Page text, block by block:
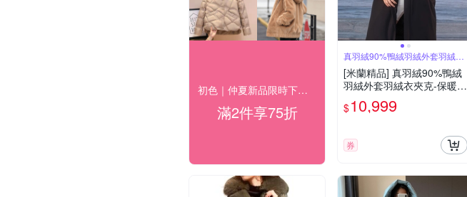
初色｜仲夏新品限時下單一件8折 二件75折(二)
滿2件享75折
真羽絨90%鴨絨羽絨外套羽絨衣
夾克
[米蘭精品] 真羽絨90%鴨絨
羽絨外套羽絨衣夾克-保暖古
梵黑金鴨絨服女外套2色74i
q37
$10,999
券